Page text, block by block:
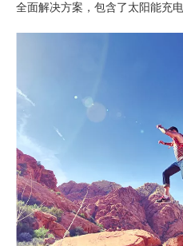
全面解决方案，包含了太阳能充